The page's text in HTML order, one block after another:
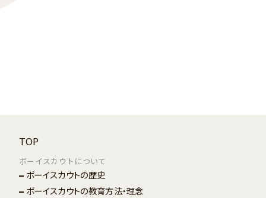
TOP
ボーイスカウトについて
ボーイスカウトの歴史
ボーイスカウトの教育方法・理念